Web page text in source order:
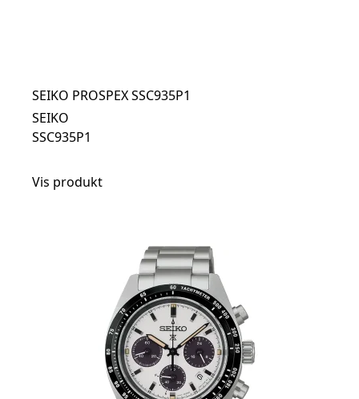
SEIKO PROSPEX SSC935P1
SEIKO
SSC935P1
Vis produkt